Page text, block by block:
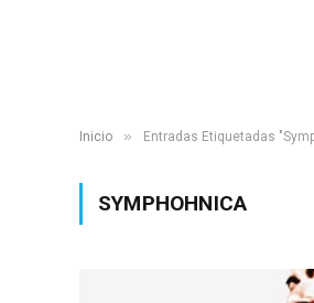
Inicio » Entradas Etiquetadas
SYMPHOHNICA